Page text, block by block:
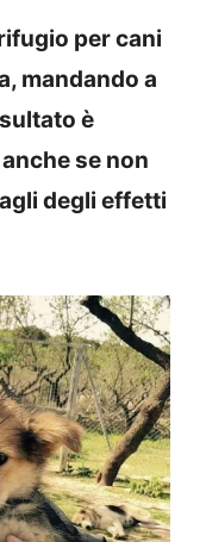
per cani
mandando a
è
se non
degli effetti